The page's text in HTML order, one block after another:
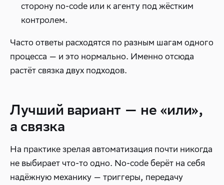
сторону no-code или к агенту под жёстким
контролем.
Часто ответы расходятся по разным шагам одного
процесса — и это нормально. Именно отсюда
растёт связка двух подходов.
Лучший вариант — не «или»,
а связка
На практике зрелая автоматизация почти никогда
не выбирает что-то одно. No-code берёт на себя
надёжную механику — триггеры, передачу